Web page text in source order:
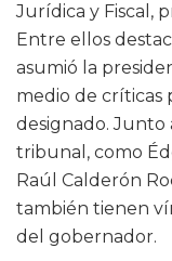
Jurídica y Fiscal,
Entre ellos
asumió la
medio de críticas
designado. Junto
tribunal, como
Raúl Calderón
también tienen
del gobernador.